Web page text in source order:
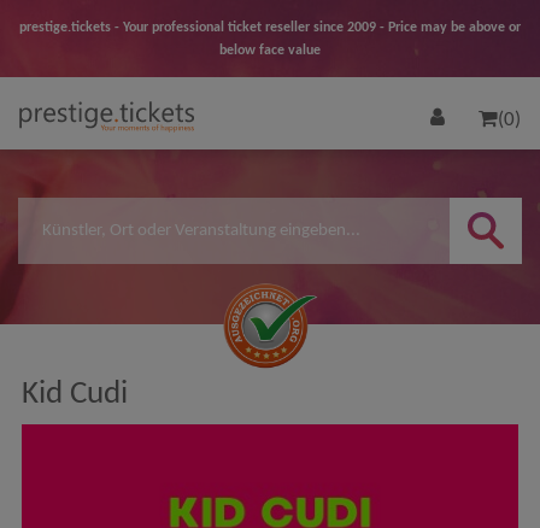
prestige.tickets - Your professional ticket reseller since 2009 - Price may be above or
below face value
(0)
Kid Cudi